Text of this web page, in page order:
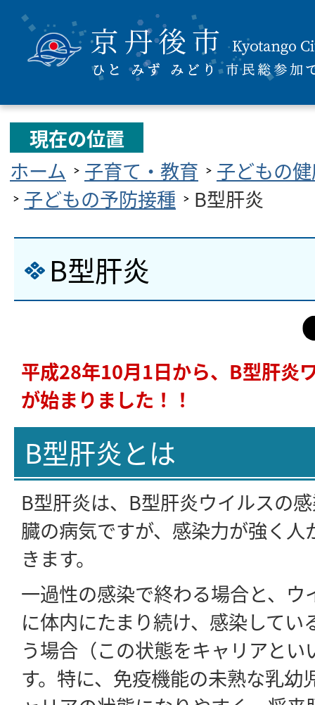
現在の位置
ホーム
子育て・教育
子どもの
子どもの予防接種
B型肝炎
B型肝炎
平成28年10月1日から、B型肝炎
が始まりました！！
B型肝炎とは
B型肝炎は、B型肝炎ウイルスの
臓の病気ですが、感染力が強く人
きます。
一過性の感染で終わる場合と、ウ
に体内にたまり続け、感染してい
う場合（この状態をキャリアと
す。特に、免疫機能の未熟な乳幼